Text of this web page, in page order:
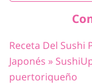
Receta Del Sushi
Japonés »
puertoriqueño